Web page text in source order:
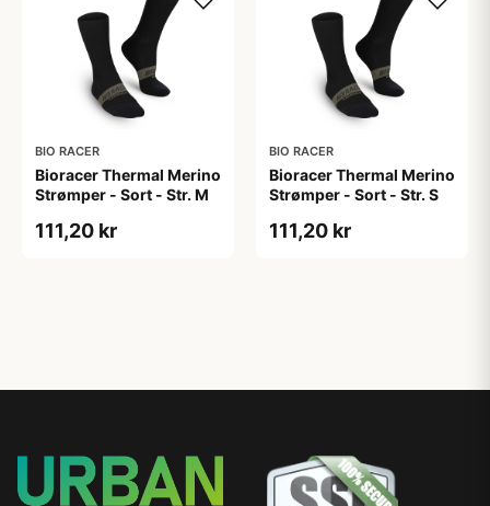
BIO RACER
Bioracer Thermal Merino
Strømper - Sort - Str. M
111,20 kr
BIO RACER
Bioracer Thermal Merino
Strømper - Sort - Str. S
111,20 kr